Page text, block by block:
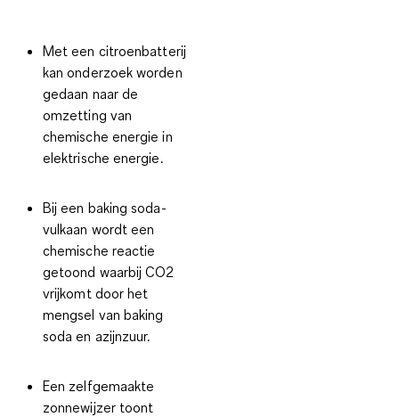
Met een citroenbatterij
kan onderzoek worden
gedaan naar de
omzetting van
chemische energie in
elektrische energie.
Bij een baking soda-
vulkaan wordt een
chemische reactie
getoond waarbij CO2
vrijkomt door het
mengsel van baking
soda en azijnzuur.
Een zelfgemaakte
zonnewijzer toont